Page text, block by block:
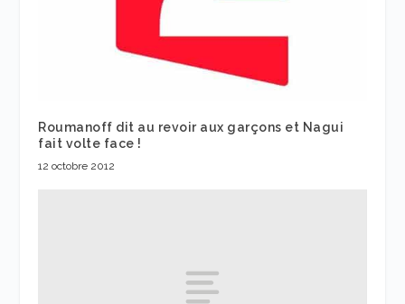
Roumanoff dit au revoir aux garçons et Nagui
fait volte face !
12 octobre 2012